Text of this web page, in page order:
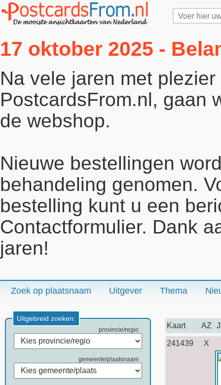
17 oktober 2025 -
Na vele jaren met
PostcardsFrom.nl, gaan
de webshop.
Nieuwe bestellingen
behandeling genomen.
bestelling kunt u een
Contactformulier. Dank
jaren!
Zoek op plaatsnaam Uitgever Thema
Uitgebreid zoeken:
provincie/regio
gemeente/plaatsnaam
Kaart AZ
241439 X